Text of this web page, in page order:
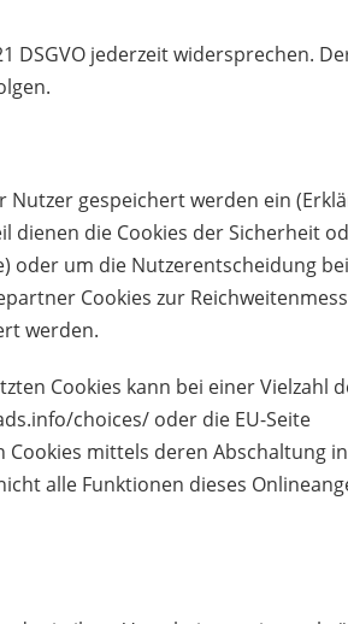
DSGVO jederzeit widersprechen.
gespeichert werden ein
dienen die Cookies der Sicherheit
oder um die Nutzerentscheidung
Cookies zur
werden.
Cookies kann bei einer Vielzahl
choices/ oder die EU-Seite
mittels deren Abschaltung
alle Funktionen dieses